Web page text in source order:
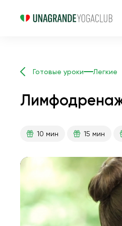
Готовые уроки Легкие
10 мин 15 мин